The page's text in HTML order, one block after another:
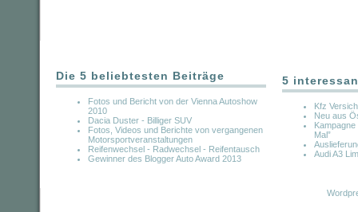
Die 5 beliebtesten Beiträge
Fotos und Bericht von der Vienna Autoshow
2010
Dacia Duster - Billiger SUV
Fotos, Videos und Berichte von vergangenen
Motorsportveranstaltungen
Reifenwechsel - Radwechsel - Reifentausch
Gewinner des Blogger Auto Award 2013
5
Kfz
Neu aus
Mal”
Audi A3